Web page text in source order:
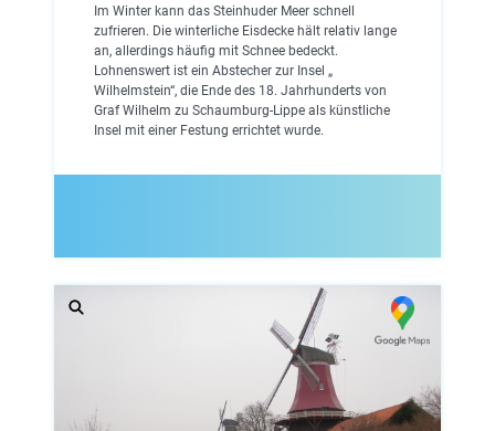
Im Winter kann das Steinhuder Meer schnell
zufrieren. Die winterliche Eisdecke hält relativ lange
an, allerdings häufig mit Schnee bedeckt.
Lohnenswert ist ein Abstecher zur Insel „
Wilhelmstein“, die Ende des 18. Jahrhunderts von
Graf Wilhelm zu Schaumburg-Lippe als künstliche
Insel mit einer Festung errichtet wurde.